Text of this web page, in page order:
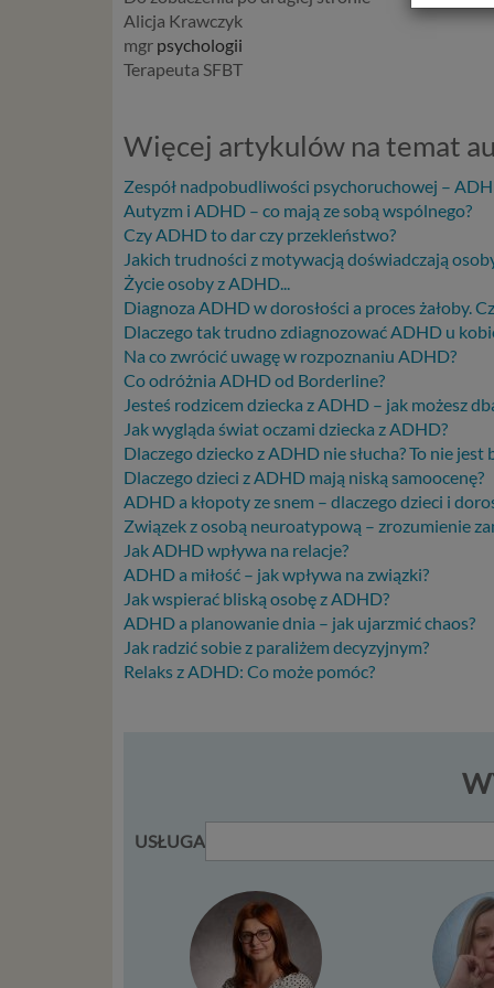
Alicja Krawczyk
mgr psychologii
Terapeuta SFBT
Więcej artykulów na temat
Zespół nadpobudliwości psychoruchowej –
Autyzm i ADHD – co mają ze sobą wspólnego?
Czy ADHD to dar czy przekleństwo?
Jakich trudności z motywacją doświadczają
Życie osoby z ADHD...
Diagnoza ADHD w dorosłości a proces żałoby.
Dlaczego tak trudno zdiagnozować ADHD u
Na co zwrócić uwagę w rozpoznaniu ADHD?
Co odróżnia ADHD od Borderline?
Jesteś rodzicem dziecka z ADHD – jak możesz
Jak wygląda świat oczami dziecka z ADHD?
Dlaczego dziecko z ADHD nie słucha? To nie jest
Dlaczego dzieci z ADHD mają niską samoocenę?
ADHD a kłopoty ze snem – dlaczego dzieci i
Związek z osobą neuroatypową – zrozumienie
Jak ADHD wpływa na relacje?
ADHD a miłość – jak wpływa na związki?
Jak wspierać bliską osobę z ADHD?
ADHD a planowanie dnia – jak ujarzmić chaos?
Jak radzić sobie z paraliżem decyzyjnym?
Relaks z ADHD: Co może pomóc?
USŁUGA
2018 r.
nie
Czym
Dane
takimi
mogą
storage)
kilka
w